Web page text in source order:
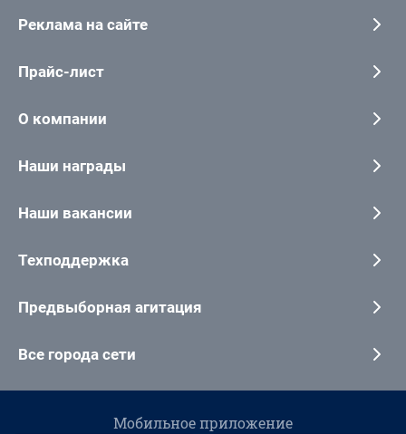
Реклама на сайте
Прайс-лист
О компании
Наши награды
Наши вакансии
Техподдержка
Предвыборная агитация
Все города сети
Мобильное приложение